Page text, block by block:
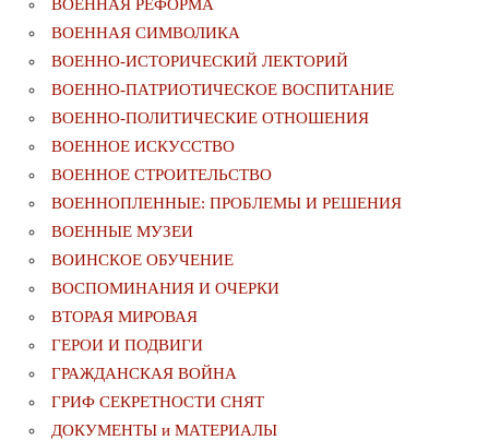
ВОЕННАЯ РЕФОРМА
ВОЕННАЯ СИМВОЛИКА
ВОЕННО-ИСТОРИЧЕСКИЙ ЛЕКТОРИЙ
ВОЕННО-ПАТРИОТИЧЕСКОЕ ВОСПИТАНИЕ
ВОЕННО-ПОЛИТИЧЕСКИE ОТНОШЕНИЯ
ВОЕННОЕ ИСКУССТВО
ВОЕННОЕ СТРОИТЕЛЬСТВО
ВОЕННОПЛЕННЫЕ: ПРОБЛЕМЫ И РЕШЕНИЯ
ВОЕННЫЕ МУЗЕИ
ВОИНСКОЕ ОБУЧЕНИЕ
ВОСПОМИНАНИЯ И ОЧЕРКИ
ВТОРАЯ МИРОВАЯ
ГЕРОИ И ПОДВИГИ
ГРАЖДАНСКАЯ ВОЙНА
ГРИФ СЕКРЕТНОСТИ СНЯТ
ДОКУМЕНТЫ и МАТЕРИАЛЫ